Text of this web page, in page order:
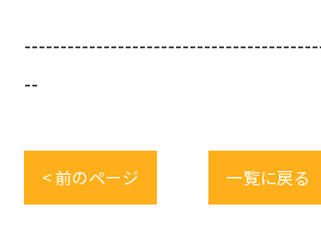
--
< 前のページ 一覧に戻る